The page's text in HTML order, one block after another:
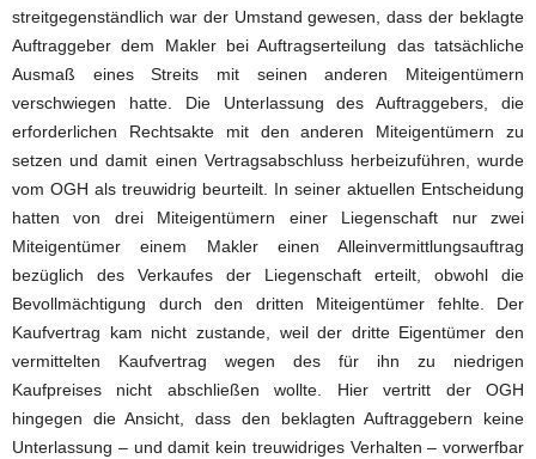
streitgegenständlich war der Umstand gewesen, dass der beklagte
Auftraggeber dem Makler bei Auftragserteilung das tatsächliche
Ausmaß eines Streits mit seinen anderen Miteigentümern
verschwiegen hatte. Die Unterlassung des Auftraggebers, die
erforderlichen Rechtsakte mit den anderen Miteigentümern zu
setzen und damit einen Vertragsabschluss herbeizuführen, wurde
vom OGH als treuwidrig beurteilt. In seiner aktuellen Entscheidung
hatten von drei Miteigentümern einer Liegenschaft nur zwei
Miteigentümer einem Makler einen Alleinvermittlungsauftrag
bezüglich des Verkaufes der Liegenschaft erteilt, obwohl die
Bevollmächtigung durch den dritten Miteigentümer fehlte. Der
Kaufvertrag kam nicht zustande, weil der dritte Eigentümer den
vermittelten Kaufvertrag wegen des für ihn zu niedrigen
Kaufpreises nicht abschließen wollte. Hier vertritt der OGH
hingegen die Ansicht, dass den beklagten Auftraggebern keine
Unterlassung – und damit kein treuwidriges Verhalten – vorwerfbar